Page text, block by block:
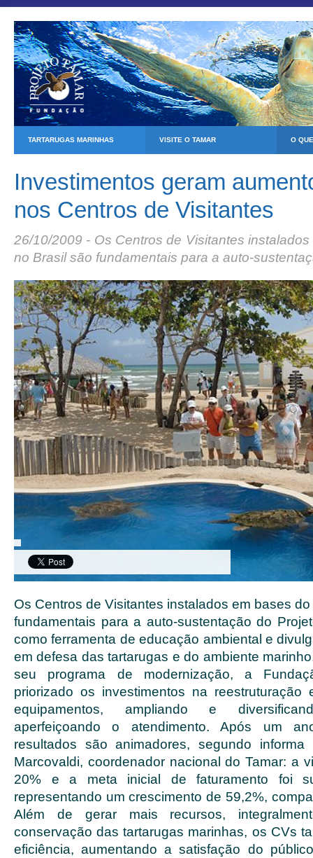
TARTARUGAS MARINHAS VISITE O TAMAR O
Investimentos geram
nos Centros de Visitantes
26/10/2009 - Os Centros de Visitantes
no Brasil são fundamentais para a auto-
Os Centros de Visitantes instalados em bases
fundamentais para a auto-sustentação do
como ferramenta de educação ambiental e
em defesa das tartarugas e do ambiente
seu programa de modernização, a
priorizado os investimentos na reestruturação
equipamentos, ampliando e
aperfeiçoando o atendimento. Após um
resultados são animadores, segundo
Marcovaldi, coordenador nacional do Tamar: a
20% e a meta inicial de faturamento foi
representando um crescimento de 59,2%,
Além de gerar mais recursos,
conservação das tartarugas marinhas, os CVs
eficiência, aumentando a satisfação do